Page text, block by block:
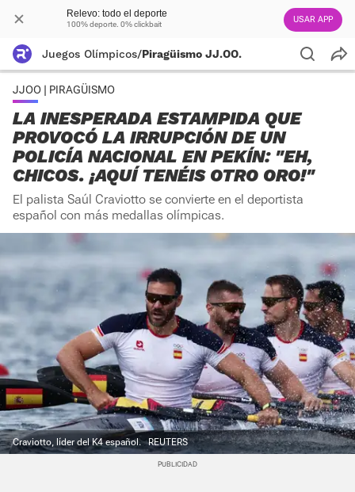
Relevo: todo el deporte
100% deporte. 0% clickbait USAR APP
Juegos Olímpicos/Piragüismo JJ.OO.
JJOO | PIRAGÜISMO
LA INESPERADA ESTAMPIDA QUE
PROVOCÓ LA IRRUPCIÓN DE UN
POLICÍA NACIONAL EN PEKÍN: "EH,
CHICOS. ¡AQUÍ TENÉIS OTRO ORO!"
El palista Saúl Craviotto se convierte en el deportista
español con más medallas olímpicas.
Craviotto, líder del K4 español. REUTERS